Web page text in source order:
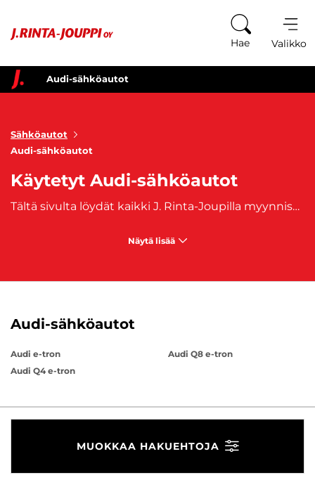
Hae Valikko
Audi-sähköautot
Sähköautot
Audi-sähköautot
Käytetyt Audi-sähköautot
Tältä sivulta löydät kaikki J. Rinta-Joupilla myynnissä olevat Audi-sähköautot. Audi on osaltansa sitoutunut tulevaisuuteen, jossa liikkuminen on yhä kestävämpää. Sen sähköautovalikoima tarjoaa huippuluokan suorituskykyä, edistyksellistä teknologiaa ja tyylikästä muotoilua. Audin sähköautot, kuten suosittu
Näytä lisää
Audi-sähköautot
Audi e-tron
Audi Q4 e-tron
Audi Q8 e-tron
MUOKKAA HAKUEHTOJA